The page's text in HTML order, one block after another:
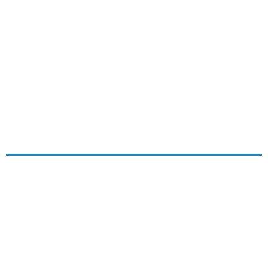
CREPES A LA CREME ET AUX PECHES